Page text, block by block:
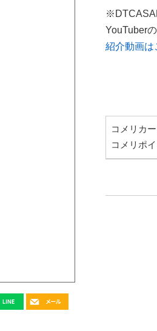
YouTuber
紹介動画は
コメリカ
コメリポ